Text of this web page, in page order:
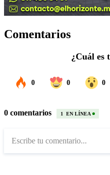
Comentarios